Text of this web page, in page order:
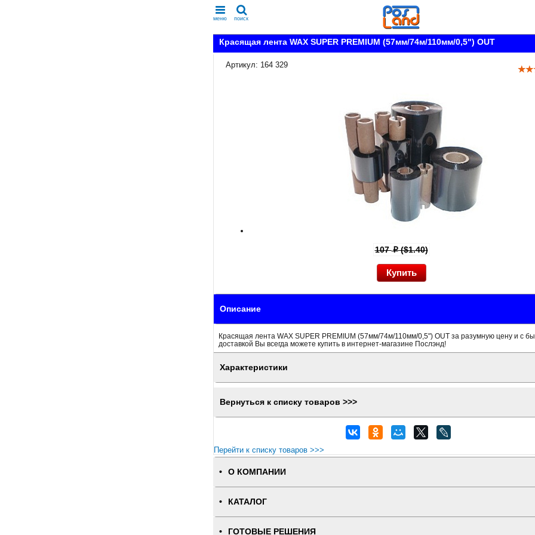
меню поиск
Красящая лента WAX SUPER PREMIUM (57мм/74м/110мм/0,5") OUT
Артикул: 164 329
107p($1.40)
Описание
Красящая лента WAX SUPER PREMIUM (57мм/74м/110мм/0,5") OUT за разумную цену и с
доставкой Вы всегда можете купить в интернет-магазине Послэнд!
Характеристики
Вернуться к списку товаров >>>
Перейти к списку товаров >>>
О КОМПАНИИ
КАТАЛОГ
ГОТОВЫЕ РЕШЕНИЯ